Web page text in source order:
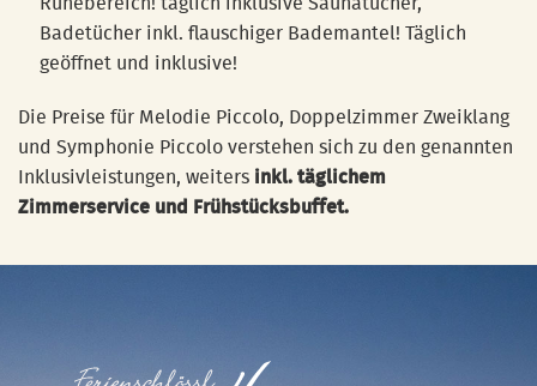
Badetücher inkl. flauschiger Bademantel! Täglich
geöffnet und inklusive!
Die Preise für Melodie Piccolo, Doppelzimmer Zweiklang
und Symphonie Piccolo verstehen sich zu den genannten
Inklusivleistungen, weiters inkl. täglichem
Zimmerservice und Frühstücksbuffet.